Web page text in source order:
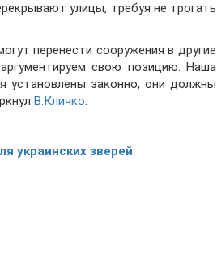
улицы, требуя не трогать
перенести сооружения в другие
свою позицию. Наша
установлены законно, они должны
В.Кличко.
украинских зверей